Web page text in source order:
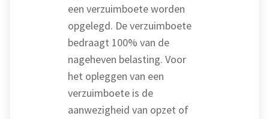
een verzuimboete worden
opgelegd. De verzuimboete
bedraagt 100% van de
nageheven belasting. Voor
het opleggen van een
verzuimboete is de
aanwezigheid van opzet of